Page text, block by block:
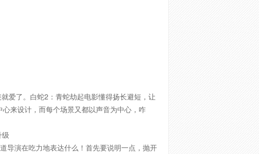
爱了。白蛇2：青蛇劫起电影懂得扬长避短，让
来设计，而每个场景又都以声音为中心，咋
导演在吃力地表达什么！首先要说明一点，抛开